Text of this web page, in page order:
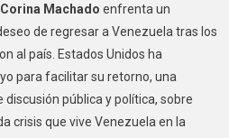
Machado enfrenta un
de regresar a Venezuela tras los
al país. Estados Unidos ha
para facilitar su retorno, una
pública y política, sobre
crisis que vive Venezuela en la